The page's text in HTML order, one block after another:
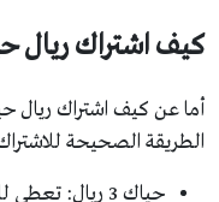
كيف اشتراك ريال
الطريقة الصحيحة